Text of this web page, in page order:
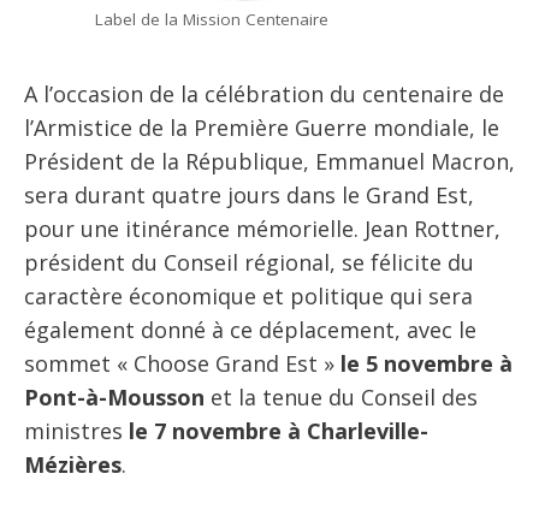
Label de la Mission Centenaire
A l’occasion de la célébration du centenaire de
l’Armistice de la Première Guerre mondiale, le
Président de la République, Emmanuel Macron,
sera durant quatre jours dans le Grand Est,
pour une itinérance mémorielle. Jean Rottner,
président du Conseil régional, se félicite du
caractère économique et politique qui sera
également donné à ce déplacement, avec le
sommet « Choose Grand Est » le 5 novembre à
Pont-à-Mousson et la tenue du Conseil des
ministres le 7 novembre à Charleville-
Mézières.